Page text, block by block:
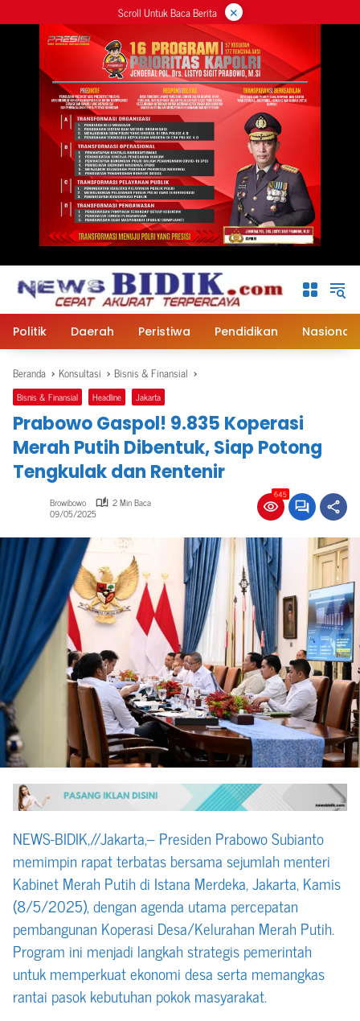
ke
Scroll Untuk Baca Berita ×
Politik Daerah Peristiwa Pendidikan Nasional
Beranda Konsultasi Bisnis & Finansial
Bisnis & Finansial Headline Jakarta
Prabowo Gaspol! 9.835 Koperasi
Merah Putih Dibentuk, Siap Potong
Tengkulak dan Rentenir
Browibowo 2 Min Baca
09/05/2025
645
NEWS-BIDIK,//Jakarta,– Presiden Prabowo Subianto
memimpin rapat terbatas bersama sejumlah menteri
Kabinet Merah Putih di Istana Merdeka, Jakarta, Kamis
(8/5/2025), dengan agenda utama percepatan
pembangunan Koperasi Desa/Kelurahan Merah Putih.
Program ini menjadi langkah strategis pemerintah
untuk memperkuat ekonomi desa serta memangkas
rantai pasok kebutuhan pokok masyarakat.